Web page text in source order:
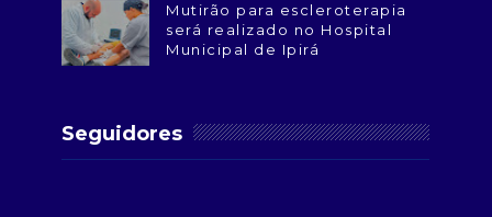
Mutirão para escleroterapia
será realizado no Hospital
Municipal de Ipirá
Seguidores